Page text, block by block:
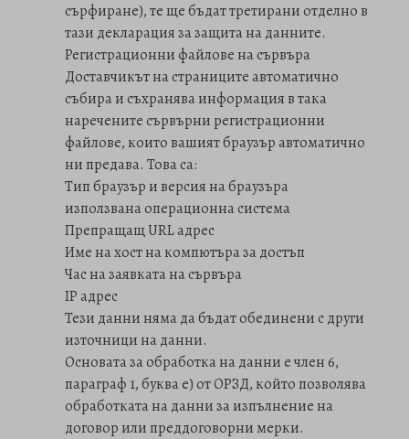
сърфиране), те ще бъдат третирани отделно в
тази декларация за защита на данните.
Регистрационни файлове на сървъра
Доставчикът на страниците автоматично
събира и съхранява информация в така
наречените сървърни регистрационни
файлове, които вашият браузър автоматично
ни предава. Това са:
Тип браузър и версия на браузъра
използвана операционна система
Препращащ URL адрес
Име на хост на компютъра за достъп
Час на заявката на сървъра
IP адрес
Тези данни няма да бъдат обединени с други
източници на данни.
Основата за обработка на данни е член 6,
параграф 1, буква е) от ОРЗД, който позволява
обработката на данни за изпълнение на
договор или преддоговорни мерки.